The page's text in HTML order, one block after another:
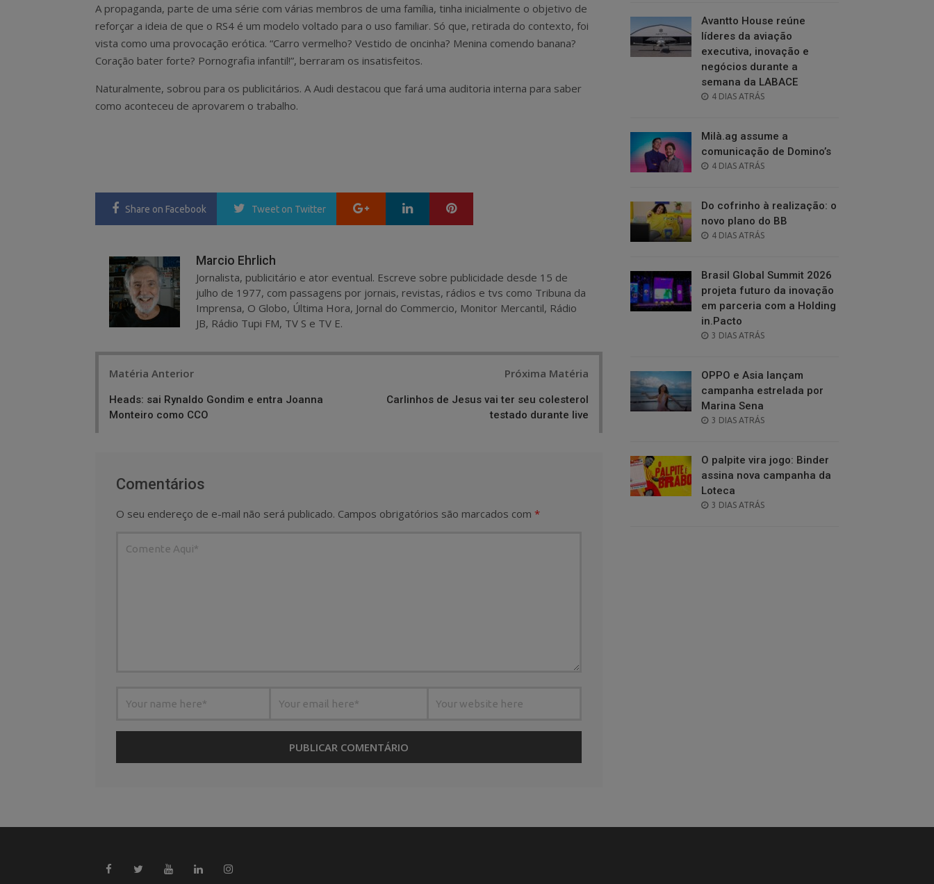
A propaganda, parte de uma série com várias membros de uma família, tinha inicialmente o objetivo de
reforçar a ideia de que o RS4 é um modelo voltado para o uso familiar. Só que, retirada do contexto, foi
vista como uma provocação erótica. “Carro vermelho? Vestido de oncinha? Menina comendo banana?
Coração bater forte? Pornografia infantil!”, berraram os insatisfeitos.
Naturalmente, sobrou para os publicitários. A Audi destacou que fará uma auditoria interna para saber
como aconteceu de aprovarem o trabalho.
Share on Facebook Tweet on Twitter Google+ LinkedIn
Marcio Ehrlich
Jornalista, publicitário e ator eventual. Escreve sobre publicidade desde 15 de
julho de 1977, com passagens por jornais, revistas, rádios e tvs como Tribuna da
Imprensa, O Globo, Última Hora, Jornal do Commercio, Monitor Mercantil, Rádio
JB, Rádio Tupi FM, TV S e TV E.
Matéria Anterior
Heads: sai Rynaldo Gondim e entra Joanna
Monteiro como CCO
Próxima Matéria
Carlinhos de Jesus vai ter seu colesterol
testado durante live
Comentários
O seu endereço de e-mail não será publicado. Campos obrigatórios são marcados com *
Avantto House reúne
líderes da aviação
executiva, inovação e
negócios durante a
semana da LABACE
POSTED
4 DIAS ATRÁS
Milà.ag assume a
comunicação de Domino’s
POSTED
4 DIAS ATRÁS
Do cofrinho à realização: o
novo plano do BB
POSTED
4 DIAS ATRÁS
Brasil Global Summit 2026
projeta futuro da inovação
em parceria com a Holding
in.Pacto
POSTED
3 DIAS ATRÁS
OPPO e Asia lançam
campanha estrelada por
Marina Sena
POSTED
3 DIAS ATRÁS
O palpite vira jogo: Binder
assina nova campanha da
Loteca
POSTED
3 DIAS ATRÁS